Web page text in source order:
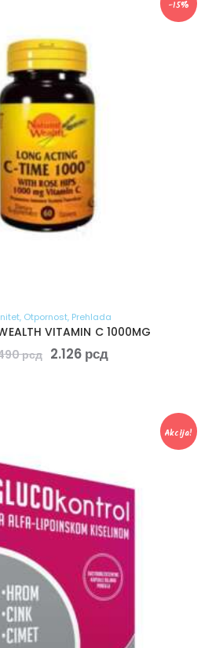
-15%
, Otpornost, Prehlada
VITAMIN C 1000MG
рсд 2.126 рсд
Akcija!